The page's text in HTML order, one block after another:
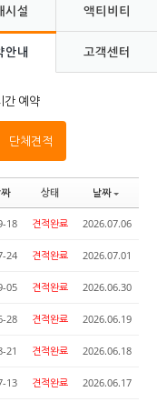
시설 액티비티
안내 고객센터
간 예약
단체견적
상태 날짜
18 견적완료 2026.07.06
24 견적완료 2026.07.01
05 견적완료 2026.06.30
28 견적완료 2026.06.19
21 견적완료 2026.06.18
13 견적완료 2026.06.17